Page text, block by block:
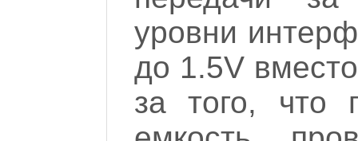
уровни
до 1.5V
за того, что